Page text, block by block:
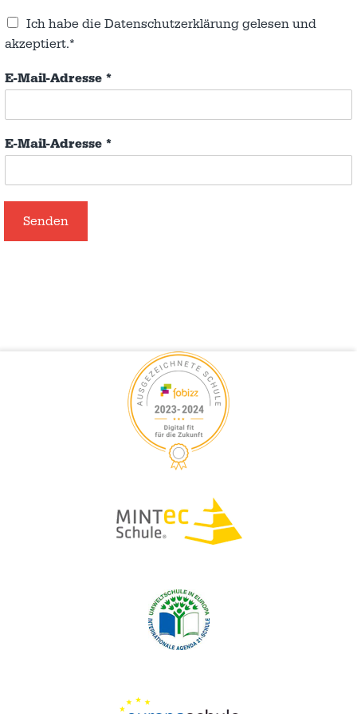
Ich habe die Datenschutzerklärung gelesen und
akzeptiert.*
E-Mail-Adresse *
E-Mail-Adresse *
Senden